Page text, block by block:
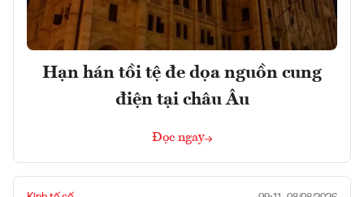
Hạn hán tồi tệ đe dọa nguồn cung
điện tại châu Âu
Đọc ngay